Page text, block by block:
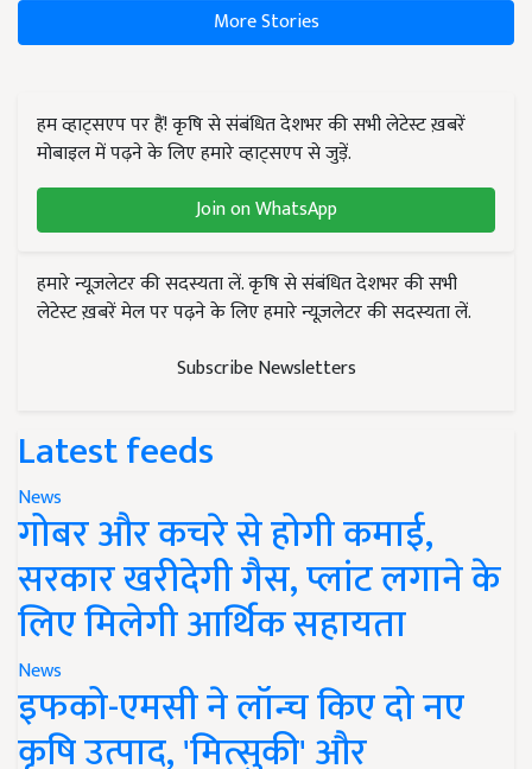
More Stories
हम व्हाट्सएप पर हैं! कृषि से संबंधित देशभर की सभी लेटेस्ट ख़बरें
मोबाइल में पढ़ने के लिए हमारे व्हाट्सएप से जुड़ें.
Join on WhatsApp
हमारे न्यूज़लेटर की सदस्यता लें. कृषि से संबंधित देशभर की सभी
लेटेस्ट ख़बरें मेल पर पढ़ने के लिए हमारे न्यूज़लेटर की सदस्यता लें.
Subscribe Newsletters
Latest feeds
News
गोबर और कचरे से होगी कमाई,
सरकार खरीदेगी गैस, प्लांट लगाने के
लिए मिलेगी आर्थिक सहायता
News
इफको-एमसी ने लॉन्च किए दो नए
कृषि उत्पाद, 'मित्सुकी' और